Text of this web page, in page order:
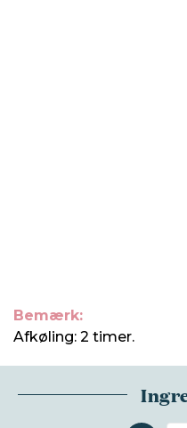
Bemærk:
Afkøling: 2 timer.